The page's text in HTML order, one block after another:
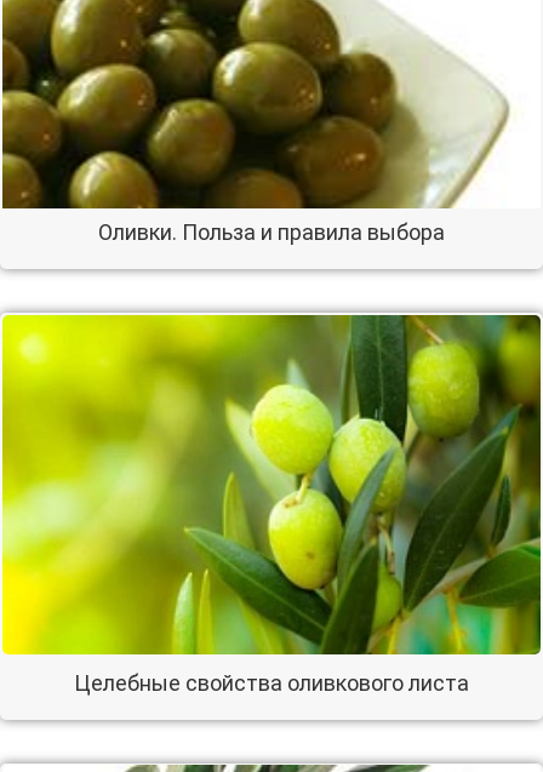
Оливки. Польза и правила выбора
Целебные свойства оливкового листа